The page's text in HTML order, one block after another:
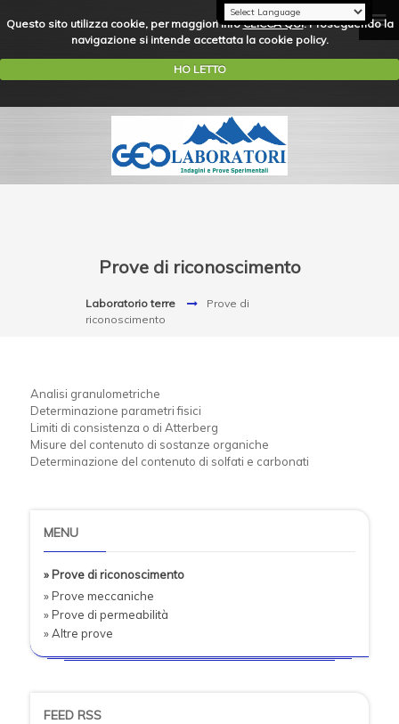
Questo sito utilizza cookie, per maggiori infoCLICCA QUI. Proseguendo la
navigazione si intende accettata la cookie policy.
HO LETTO
Prove di riconoscimento
Laboratorio terre
Prove di
riconoscimento
Analisi granulometriche
Determinazione parametri fisici
Limiti di consistenza o di Atterberg
Misure del contenuto di sostanze organiche
Determinazione del contenuto di solfati e carbonati
MENU
» Prove di riconoscimento
» Prove meccaniche
» Prove di permeabilità
» Altre prove
FEED RSS